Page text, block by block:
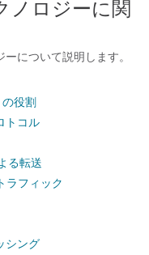
ノロジーに関
について説明します。
役割
トコル
る転送
ラフィック
シング